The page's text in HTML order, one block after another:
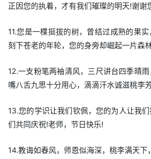
正因您的执着，才有我们璀璨的明天!谢谢
11.您是一棵挺拔的树，曾结过成熟的果
刻下苍老的年轮，您的身旁却崛起一片森
12.一支粉笔两袖清风，三尺讲台四季晴
嘴八舌九思十分用心，滴滴汗水诚滋桃李芳
13.您的学识让我们钦佩，您的为人让我
们共同庆祝!老师，节日快乐!
14.教诲如春风，师恩似海深，桃李满天下